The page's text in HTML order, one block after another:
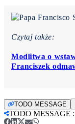
Czytaj także:
Modlitwa o
Franciszek
TODO MESSAGE
TODO MESSAGE :